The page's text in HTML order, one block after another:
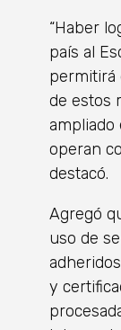
“Haber
país al
permitirá
de estos
ampliado
operan
destacó.
Agregó
uso de
y